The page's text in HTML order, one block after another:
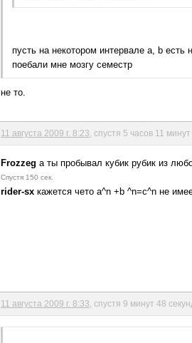
пусть на некотором интервале a, b есть
поебали мне мозгу семестр
не то.
11 августа 2009 г. 8:23 , спустя 5 часов 11
Frozzeg а ты пробывал кубик рубик из
Спустя 150 сек.
rider-sx кажется чето а^n +b ^n=c^n не
11 августа 2009 г. 8:33 , спустя 9 минут 48